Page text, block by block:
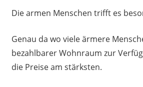
Die armen Menschen trifft es
Genau da wo viele ärmere
bezahlbarer Wohnraum zur
die Preise am stärksten.